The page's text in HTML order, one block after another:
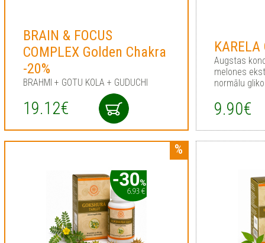
BRAIN & FOCUS
COMPLEX Golden Chakra
-20%
BRAHMI + GOTU KOLA + GUDUCHI
19.12€
Augstas
melones
normālu
9.90€